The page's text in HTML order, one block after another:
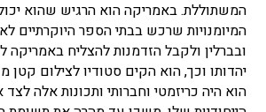
המשתוללת. באמריקה הוא הרגיש שהוא
המיומנויות שרכש בבתי הספר היוקרתיים
ובברלין ולקבל הזדמנות להצליח
יהדותו וכך, הוא הקים סטודיו לצילום קטן
הוא היה כריזמטי וחברותי ותכונות אלה לצד